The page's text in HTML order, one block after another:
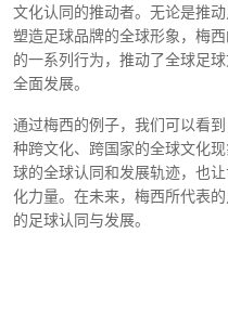
文化认同的推动者。无论是推
塑造足球品牌的全球形象，梅
的一系列行为，推动了全球足
全面发展。
通过梅西的例子，我们可以看
种跨文化、跨国家的全球文化
球的全球认同和发展轨迹，也
化力量。在未来，梅西所代表
的足球认同与发展。